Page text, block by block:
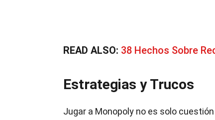
READ ALSO: 38 Hechos Sobre
Estrategias y Trucos
Jugar a Monopoly no es solo